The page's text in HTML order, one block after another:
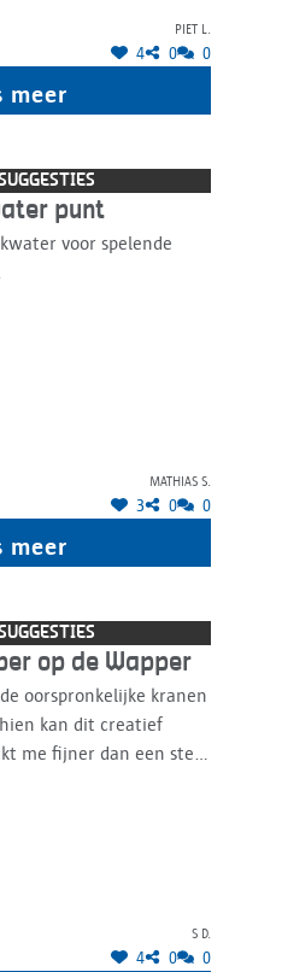
Piet L.
4 0 0
meer
punt
voor spelende
Mathias S.
3 0 0
meer
op de Wapper
oorspronkelijke kranen
kan dit creatief
me fijner dan een stel
S D.
4 0 0